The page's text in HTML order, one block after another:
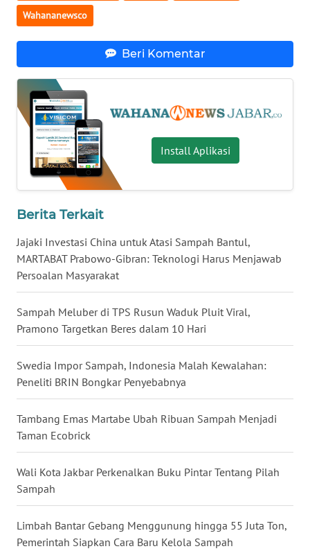
Wahananewsco
Beri Komentar
Install Aplikasi
Berita Terkait
Jajaki Investasi China untuk Atasi Sampah Bantul,
MARTABAT Prabowo-Gibran: Teknologi Harus Menjawab
Persoalan Masyarakat
Sampah Meluber di TPS Rusun Waduk Pluit Viral,
Pramono Targetkan Beres dalam 10 Hari
Swedia Impor Sampah, Indonesia Malah Kewalahan:
Peneliti BRIN Bongkar Penyebabnya
Tambang Emas Martabe Ubah Ribuan Sampah Menjadi
Taman Ecobrick
Wali Kota Jakbar Perkenalkan Buku Pintar Tentang Pilah
Sampah
Limbah Bantar Gebang Menggunung hingga 55 Juta Ton,
Pemerintah Siapkan Cara Baru Kelola Sampah
WN
BALI
WN
KALTENG
WN
KALTARA
WN
WN
KALTIM
WN
SULSEL
WN
GORONTALO
WN
SULUT
WN
MALUKU
WN
MALUT